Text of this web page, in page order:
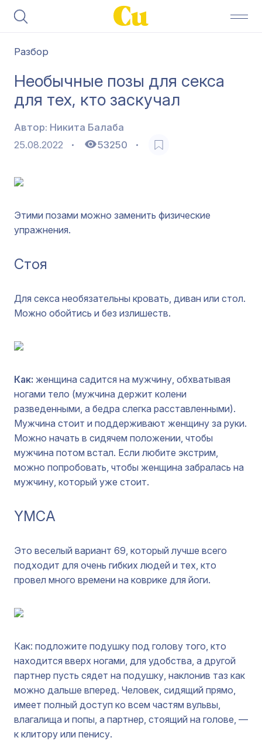
Разбор
Необычные позы для секса
для тех, кто заскучал
Автор: Никита Балаба
25.08.2022
53250
Этими позами можно заменить физические
упражнения.
Стоя
Для секса необязательны кровать, диван или стол.
Можно обойтись и без излишеств.
Как: женщина садится на мужчину, обхватывая
ногами тело (мужчина держит колени
разведенными, а бедра слегка расставленными).
Мужчина стоит и поддерживают женщину за руки.
Можно начать в сидячем положении, чтобы
мужчина потом встал. Если любите экстрим,
можно попробовать, чтобы женщина забралась на
мужчину, который уже стоит.
YMCA
Это веселый вариант 69, который лучше всего
подходит для очень гибких людей и тех, кто
провел много времени на коврике для йоги.
Как: подложите подушку под голову того, кто
находится вверх ногами, для удобства, а другой
партнер пусть сядет на подушку, наклонив таз как
можно дальше вперед. Человек, сидящий прямо,
имеет полный доступ ко всем частям вульвы,
влагалища и попы, а партнер, стоящий на голове, —
к клитору или пенису.